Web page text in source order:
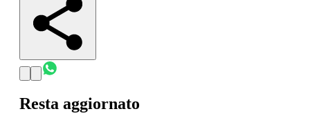
Resta aggiornato